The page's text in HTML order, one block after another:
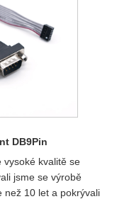
DB9Pin
vysoké kvalitě se
jsme se výrobě
než 10 let a pokrývali